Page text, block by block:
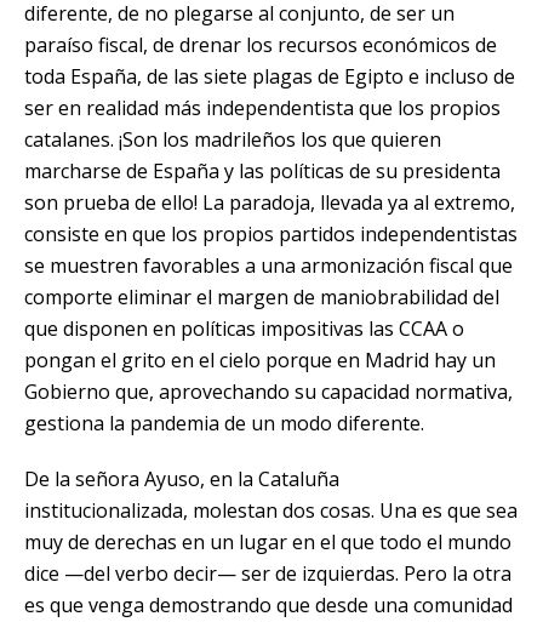
diferente, de no plegarse al conjunto, de ser un
paraíso fiscal, de drenar los recursos económicos de
toda España, de las siete plagas de Egipto e incluso de
ser en realidad más independentista que los propios
catalanes. ¡Son los madrileños los que quieren
marcharse de España y las políticas de su presidenta
son prueba de ello! La paradoja, llevada ya al extremo,
consiste en que los propios partidos independentistas
se muestren favorables a una armonización fiscal que
comporte eliminar el margen de maniobrabilidad del
que disponen en políticas impositivas las CCAA o
pongan el grito en el cielo porque en Madrid hay un
Gobierno que, aprovechando su capacidad normativa,
gestiona la pandemia de un modo diferente.
De la señora Ayuso, en la Cataluña
institucionalizada, molestan dos cosas. Una es que sea
muy de derechas en un lugar en el que todo el mundo
dice —del verbo decir— ser de izquierdas. Pero la otra
es que venga demostrando que desde una comunidad